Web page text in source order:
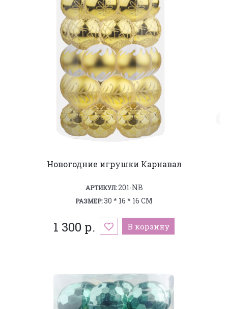
Новогодние игрушки Карнавал
АРТИКУЛ:201-NB
РАЗМЕР:30 * 16 * 16 СМ
1 300 р. В корзину